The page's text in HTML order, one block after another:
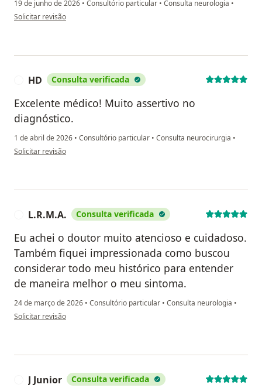
19 de junho de 2026 • Consultório particular • Consulta neurologia •
na opinião do utilizador Mariana
Solicitar revisão
HD Consulta verificada
Excelente médico! Muito assertivo no
diagnóstico.
1 de abril de 2026 • Consultório particular • Consulta neurocirurgia •
na opinião do utilizador HD
Solicitar revisão
L.R.M.A. Consulta verificada
Eu achei o doutor muito atencioso e cuidadoso.
Também fiquei impressionada como buscou
considerar todo meu histórico para entender
de maneira melhor o meu sintoma.
24 de março de 2026 • Consultório particular • Consulta neurologia •
na opinião do utilizador L.R.M.A.
Solicitar revisão
J Junior Consulta verificada